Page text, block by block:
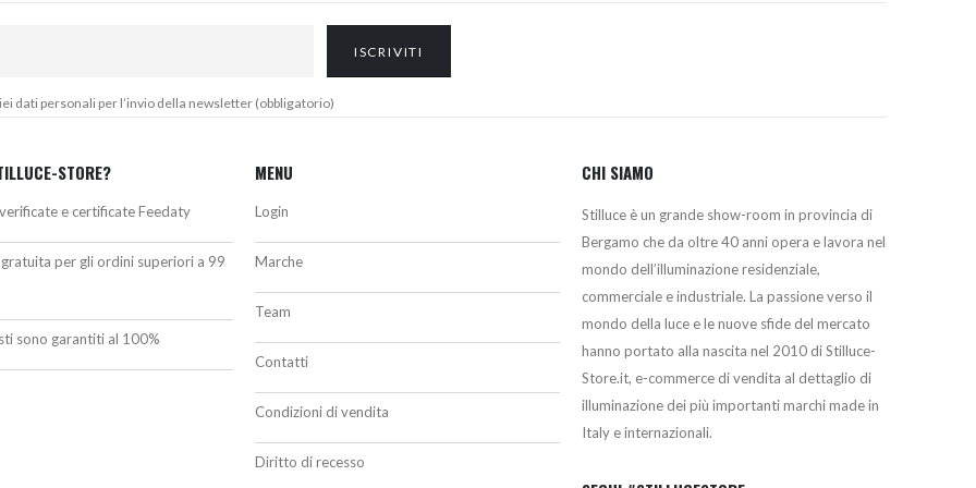
dati personali per l’invio della newsletter (obbligatorio)
STORE?
e certificate Feedaty
per gli ordini superiori a 99
sono garantiti al 100%
MENU
Login
Marche
Team
Contatti
Condizioni di vendita
Diritto di recesso
CHI SIAMO
Stilluce è un grande show-room in provincia di
Bergamo che da oltre 40 anni opera e lavora nel
mondo dell’illuminazione residenziale,
commerciale e industriale. La passione verso il
mondo della luce e le nuove sfide del mercato
hanno portato alla nascita nel 2010 di Stilluce-
Store.it, e-commerce di vendita al dettaglio di
illuminazione dei più importanti marchi made in
Italy e internazionali.